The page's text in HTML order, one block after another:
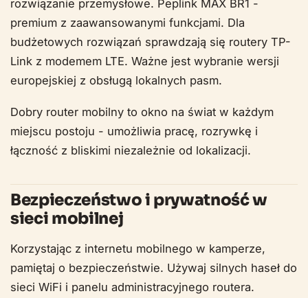
rozwiązanie przemysłowe. Peplink MAX BR1 -
premium z zaawansowanymi funkcjami. Dla
budżetowych rozwiązań sprawdzają się routery TP-
Link z modemem LTE. Ważne jest wybranie wersji
europejskiej z obsługą lokalnych pasm.
Dobry router mobilny to okno na świat w każdym
miejscu postoju - umożliwia pracę, rozrywkę i
łączność z bliskimi niezależnie od lokalizacji.
Bezpieczeństwo i prywatność w
sieci mobilnej
Korzystając z internetu mobilnego w kamperze,
pamiętaj o bezpieczeństwie. Używaj silnych haseł do
sieci WiFi i panelu administracyjnego routera.